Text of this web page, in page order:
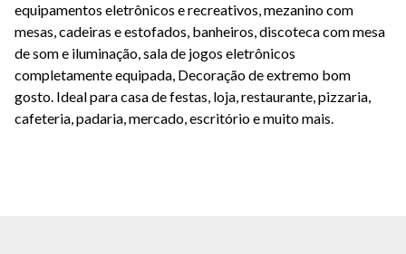
equipamentos eletrônicos e recreativos, mezanino com
mesas, cadeiras e estofados, banheiros, discoteca com mesa
de som e iluminação, sala de jogos eletrônicos
completamente equipada, Decoração de extremo bom
gosto. Ideal para casa de festas, loja, restaurante, pizzaria,
cafeteria, padaria, mercado, escritório e muito mais.